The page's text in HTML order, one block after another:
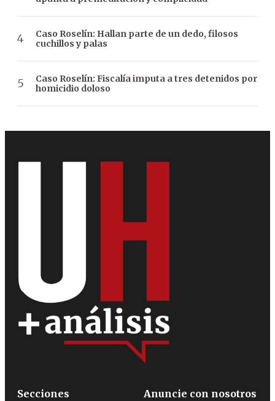
Caso Roselín: Hallan parte de un dedo, filosos
cuchillos y palas
Caso Roselín: Fiscalía imputa a tres detenidos por
homicidio doloso
Secciones
Anuncie con nosotros